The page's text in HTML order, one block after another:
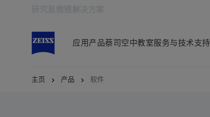
应用 产品蔡司空中教室服务与技术支持
主页 产品 软件